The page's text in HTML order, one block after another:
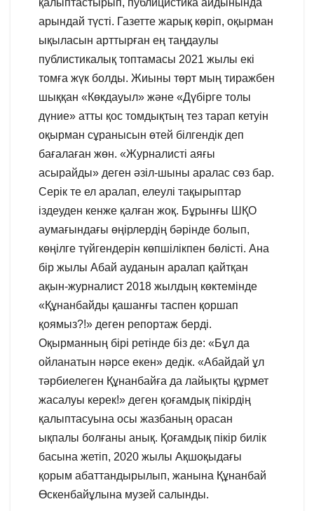
арындай түсті. Газетте жарық көріп, оқырман
ықыласын арттырған ең таңдаулы
публистикалық топтамасы 2021 жылы екі
томға жүк болды. Жиыны төрт мың тиражбен
шыққан «Көкдауыл» және «Дүбірге толы
дүние» атты қос томдықтың тез тарап кетуін
оқырман сұранысын өтей білгендік деп
бағалаған жөн. «Журналисті аяғы
асырайды» деген әзіл-шыны аралас сөз бар.
Серік те ел аралап, елеулі тақырыптар
іздеуден кенже қалған жоқ. Бұрынғы ШҚО
аумағындағы өңірлердің бәрінде болып,
көңілге түйгендерін көпшілікпен бөлісті. Ана
бір жылы Абай ауданын аралап қайтқан
ақын-журналист 2018 жылдың көктемінде
«Құнанбайды қашанғы таспен қоршап
қоямыз?!» деген репортаж берді.
Оқырманның бірі ретінде біз де: «Бұл да
ойланатын нәрсе екен» дедік. «Абайдай ұл
тәрбиелеген Құнанбайға да лайықты құрмет
жасалуы керек!» деген қоғамдық пікірдің
қалыптасуына осы жазбаның орасан
ықпалы болғаны анық. Қоғамдық пікір билік
басына жетіп, 2020 жылы Ақшоқыдағы
қорым абаттандырылып, жанына Құнанбай
Өскенбайұлына музей салынды.